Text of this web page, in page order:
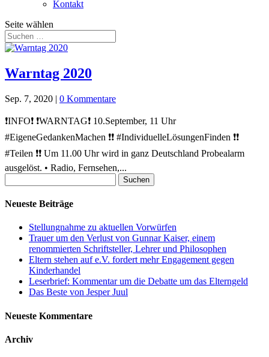
Kontakt
Seite wählen
Warntag 2020
Sep. 7, 2020 | 0 Kommentare
❗INFO❗ ❗WARNTAG❗ 10.September, 11 Uhr
#EigeneGedankenMachen ❗❗ #IndividuelleLösungenFinden ❗❗
#Teilen ❗❗ Um 11.00 Uhr wird in ganz Deutschland Probealarm
ausgelöst. • Radio, Fernsehen,...
nach:
Neueste Beiträge
Stellungnahme zu aktuellen Vorwürfen
Trauer um den Verlust von Gunnar Kaiser, einem
renommierten Schriftsteller, Lehrer und Philosophen
Eltern stehen auf e.V. fordert mehr Engagement gegen
Kinderhandel
Leserbrief: Kommentar um die Debatte um das Elterngeld
Das Beste von Jesper Juul
Neueste Kommentare
Archiv